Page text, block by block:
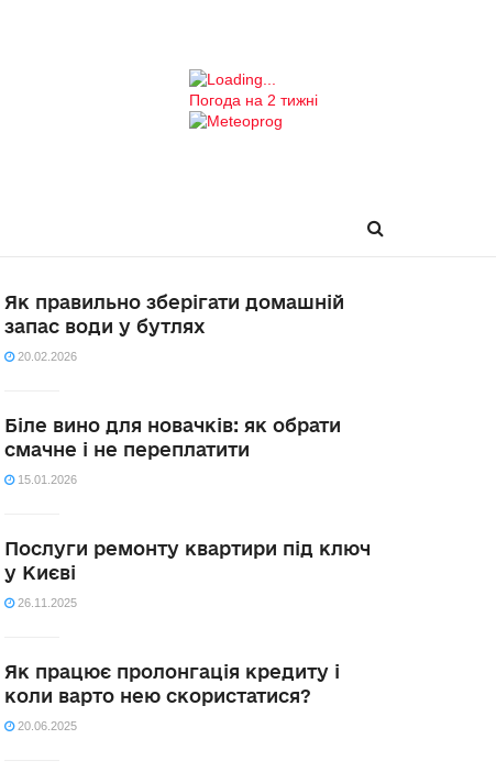
Погода на 2 тижні
Як правильно зберігати домашній
запас води у бутлях
20.02.2026
Біле вино для новачків: як обрати
смачне і не переплатити
15.01.2026
Послуги ремонту квартири під ключ
у Києві
26.11.2025
Як працює пролонгація кредиту і
коли варто нею скористатися?
20.06.2025